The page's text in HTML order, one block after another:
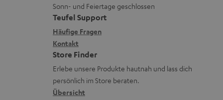
n
e
n
z
u
r
G
e
x
i
k
o
n
a
k
t
d
a
t
Sonn- und Feiertage geschlossen
Teufel Support
Häufige Fragen
Kontakt
Store Finder
Erlebe unsere Produkte hautnah und lass dich
persönlich im Store beraten.
Übersicht